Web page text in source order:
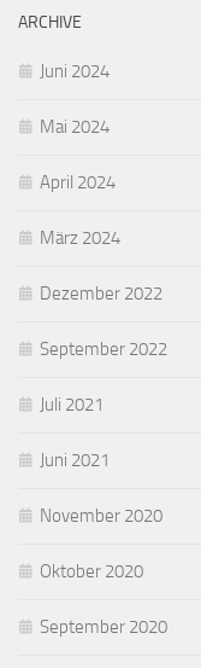
ARCHIVE
Juni 2024
Mai 2024
April 2024
März 2024
Dezember 2022
September 2022
Juli 2021
Juni 2021
November 2020
Oktober 2020
September 2020